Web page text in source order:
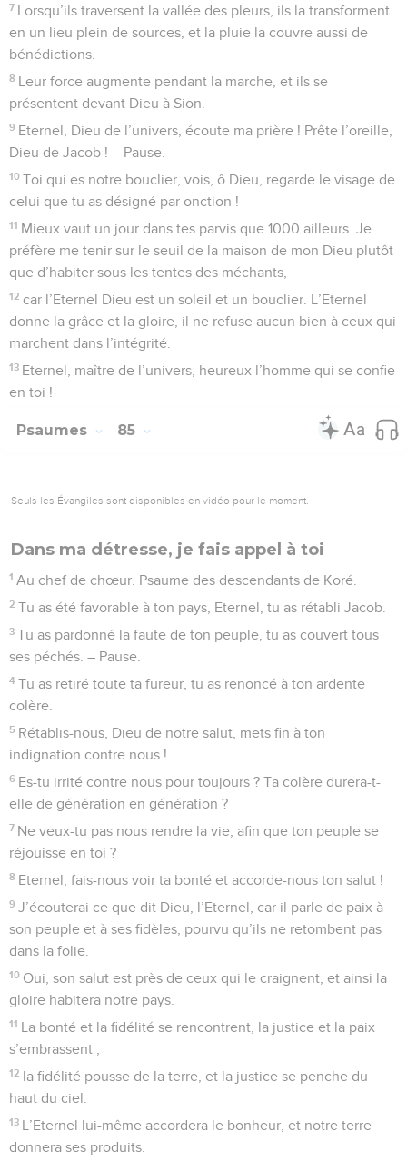
7 Lorsqu’ils traversent la vallée des pleurs, ils la transforment
en un lieu plein de sources, et la pluie la couvre aussi de
bénédictions.
8 Leur force augmente pendant la marche, et ils se
présentent devant Dieu à Sion.
9 Eternel, Dieu de l’univers, écoute ma prière ! Prête l’oreille,
Dieu de Jacob ! – Pause.
10 Toi qui es notre bouclier, vois, ô Dieu, regarde le visage de
celui que tu as désigné par onction !
11 Mieux vaut un jour dans tes parvis que 1000 ailleurs. Je
préfère me tenir sur le seuil de la maison de mon Dieu plutôt
que d’habiter sous les tentes des méchants,
12 car l’Eternel Dieu est un soleil et un bouclier. L’Eternel
donne la grâce et la gloire, il ne refuse aucun bien à ceux qui
marchent dans l’intégrité.
13 Eternel, maître de l’univers, heureux l’homme qui se confie
en toi !
Psaumes 85
Seuls les Évangiles sont disponibles en vidéo pour le moment.
Dans ma détresse, je fais appel à toi
1 Au chef de chœur. Psaume des descendants de Koré.
2 Tu as été favorable à ton pays, Eternel, tu as rétabli Jacob.
3 Tu as pardonné la faute de ton peuple, tu as couvert tous
ses péchés. – Pause.
4 Tu as retiré toute ta fureur, tu as renoncé à ton ardente
colère.
5 Rétablis-nous, Dieu de notre salut, mets fin à ton
indignation contre nous !
6 Es-tu irrité contre nous pour toujours ? Ta colère durera-t-
elle de génération en génération ?
7 Ne veux-tu pas nous rendre la vie, afin que ton peuple se
réjouisse en toi ?
8 Eternel, fais-nous voir ta bonté et accorde-nous ton salut !
9 J’écouterai ce que dit Dieu, l’Eternel, car il parle de paix à
son peuple et à ses fidèles, pourvu qu’ils ne retombent pas
dans la folie.
10 Oui, son salut est près de ceux qui le craignent, et ainsi la
gloire habitera notre pays.
11 La bonté et la fidélité se rencontrent, la justice et la paix
s’embrassent ;
12 la fidélité pousse de la terre, et la justice se penche du
haut du ciel.
13 L’Eternel lui-même accordera le bonheur, et notre terre
donnera ses produits.